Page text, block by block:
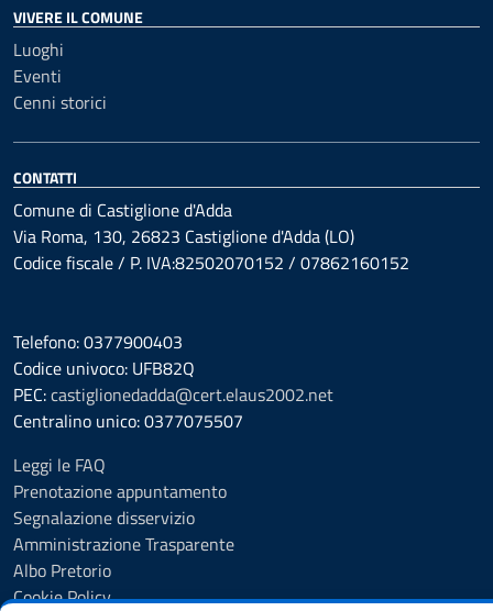
VIVERE IL COMUNE
Luoghi
Eventi
Cenni storici
CONTATTI
Comune di Castiglione d'Adda
Via Roma, 130, 26823 Castiglione d'Adda (LO)
Codice fiscale / P. IVA:82502070152 / 07862160152
Telefono: 0377900403
Codice univoco: UFB82Q
PEC:castiglionedadda@cert.elaus2002.net
Centralino unico: 0377075507
Leggi le FAQ
Prenotazione appuntamento
Segnalazione disservizio
Amministrazione Trasparente
Albo Pretorio
Cookie Policy